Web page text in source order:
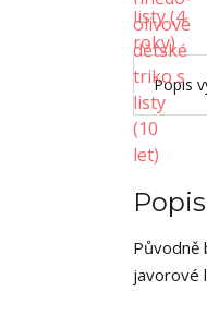
Popis
Původně
javorové